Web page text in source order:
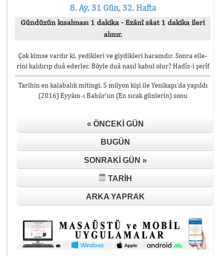
8. Ay, 31 Gün, 32. Hafta
Gündüzün kısalması 1 dakika - Ezânî sâat 1 dakika ileri
alınır.
Çok kimse vardır ki, yedikleri ve giydikleri haramdır. Sonra elle-
rini kaldırıp duâ ederler. Böyle duâ nasıl kabul olur? Hadîs-i şerîf
Tarihin en kalabalık mitingi, 5 milyon kişi ile Yenikapı’da yapıldı
(2016) Eyyâm-ı Bahûr’un (En sıcak günlerin) sonu
« ÖNCEKI GÜN
BUGÜN
SONRAKI GÜN »
TARIH
ARKA YAPRAK